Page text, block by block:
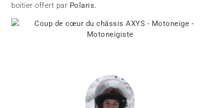
boitier offert par Polaris.